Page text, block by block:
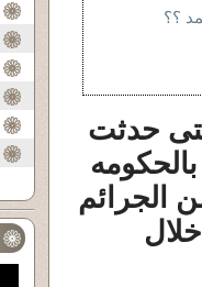
؟؟
حدثت
الجرائم